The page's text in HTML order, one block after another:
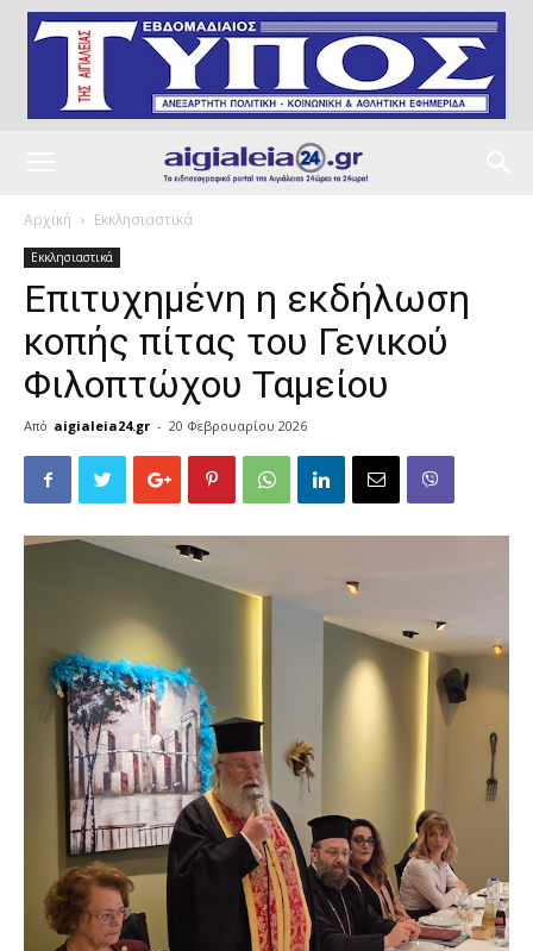
Αρχική Εκκλησιαστικά
Εκκλησιαστικά
Επιτυχημένη η εκδήλωση
κοπής πίτας του Γενικού
Φιλοπτώχου Ταμείου
Από aigialeia24.gr - 20 Φεβρουαρίου 2026